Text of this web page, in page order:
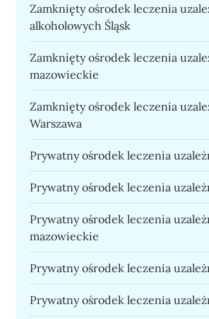
Zamknięty ośrodek leczenia
alkoholowych Śląsk
Zamknięty ośrodek leczenia
mazowieckie
Zamknięty ośrodek leczenia
Warszawa
Prywatny ośrodek leczenia
Prywatny ośrodek leczenia
Prywatny ośrodek leczenia
mazowieckie
Prywatny ośrodek leczenia
Prywatny ośrodek leczenia